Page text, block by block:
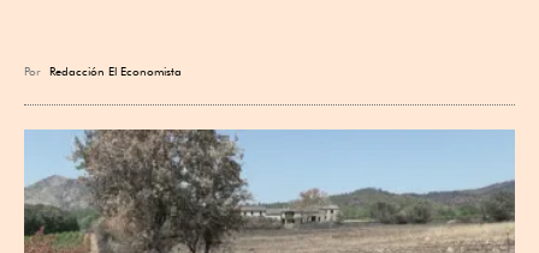
Por Redacción El Economista